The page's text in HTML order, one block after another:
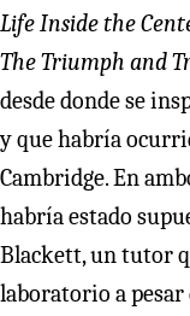
Life Inside the
The Triumph and
desde donde se
y que habría
Cambridge. En
habría estado
Blackett, un tutor
laboratorio a pesar